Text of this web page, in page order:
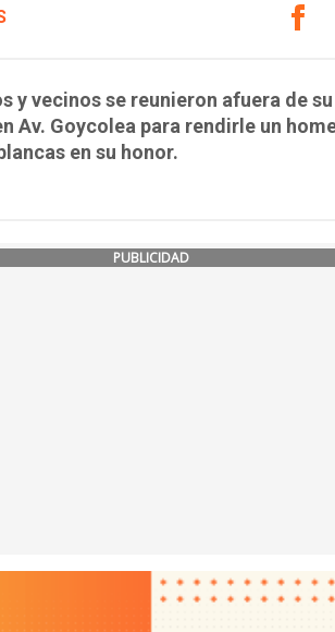
y vecinos se reunieron afuera de
Av. Goycolea para rendirle un
en su honor.
PUBLICIDAD